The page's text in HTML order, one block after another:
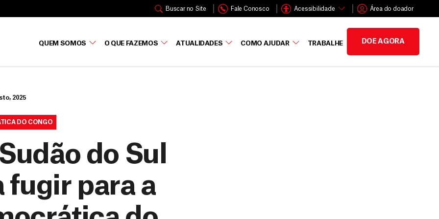
Buscar no Site Fale Conosco Acessibilidade Área do doador
QUEM SOMOS O QUE FAZEMOS ATUALIDADES COMO AJUDAR TRABALHE DOE AGORA
2025
DO CONGO
do Sul
fugir para a